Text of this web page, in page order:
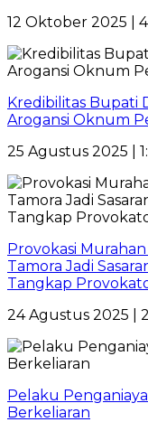
12 Oktober 2025 |
Kredibilitas Bupati
Arogansi Oknum
25 Agustus 2025 |
Provokasi
Tamora Jadi
Tangkap
24 Agustus 2025 |
Pelaku
Berkeliaran